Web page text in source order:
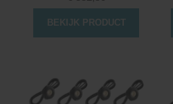
BEKIJK PRODUCT